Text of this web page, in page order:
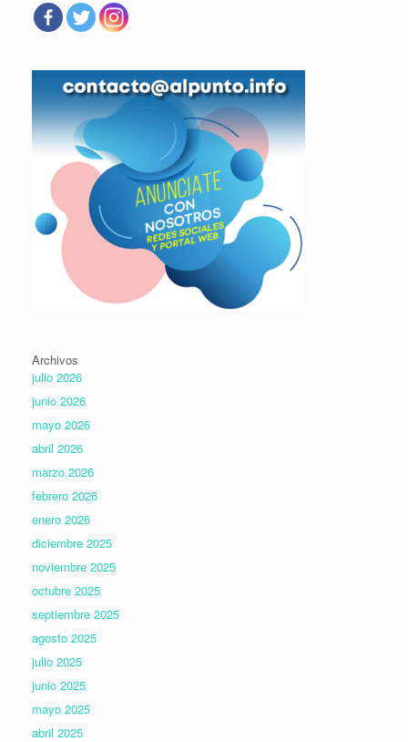
Archivos
julio 2026
junio 2026
mayo 2026
abril 2026
marzo 2026
febrero 2026
enero 2026
diciembre 2025
noviembre 2025
octubre 2025
septiembre 2025
agosto 2025
julio 2025
junio 2025
mayo 2025
abril 2025